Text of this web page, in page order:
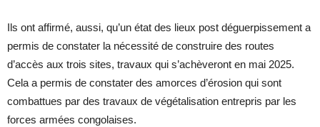
Ils ont affirmé, aussi, qu’un état des lieux post déguerpissement a
permis de constater la nécessité de construire des routes
d’accès aux trois sites, travaux qui s’achèveront en mai 2025.
Cela a permis de constater des amorces d’érosion qui sont
combattues par des travaux de végétalisation entrepris par les
forces armées congolaises.